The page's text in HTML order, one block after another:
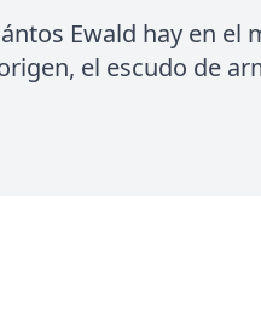
Ewald hay en el
el escudo de